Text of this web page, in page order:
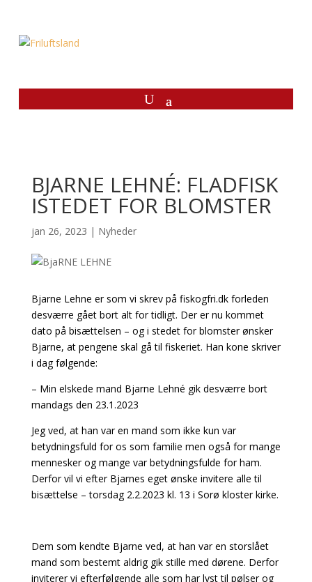
BJARNE LEHNÉ: FLADFISK
ISTEDET FOR BLOMSTER
jan 26, 2023 | Nyheder
Bjarne Lehne er som vi skrev på fiskogfri.dk forleden
desværre gået bort alt for tidligt. Der er nu kommet
dato på bisættelsen – og i stedet for blomster ønsker
Bjarne, at pengene skal gå til fiskeriet. Han kone skriver
i dag følgende:
– Min elskede mand Bjarne Lehné gik desværre bort
mandags den 23.1.2023
Jeg ved, at han var en mand som ikke kun var
betydningsfuld for os som familie men også for mange
mennesker og mange var betydningsfulde for ham.
Derfor vil vi efter Bjarnes eget ønske invitere alle til
bisættelse – torsdag 2.2.2023 kl. 13 i Sorø kloster kirke.
Dem som kendte Bjarne ved, at han var en storslået
mand som bestemt aldrig gik stille med dørene. Derfor
inviterer vi efterfølgende alle som har lyst til pølser og